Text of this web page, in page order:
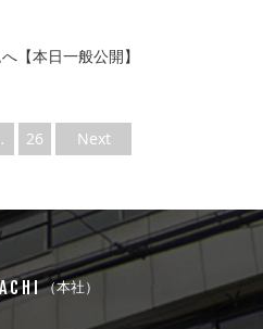
【本日一般公開】
26 Next
（本社）